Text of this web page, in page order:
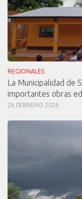
REGIONALES
La Municipalidad de
importantes obras
26 FEBRERO 2026